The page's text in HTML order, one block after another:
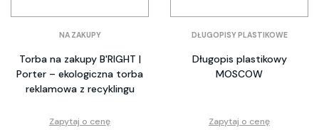
NA ZAKUPY
Torba na zakupy B'RIGHT |
Porter – ekologiczna torba
reklamowa z recyklingu
Zapytaj o cenę
DŁUGOPISY PLASTIKOWE
Długopis plastikowy
MOSCOW
Zapytaj o cenę